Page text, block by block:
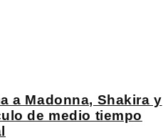
a Madonna, Shakira y
de medio tiempo